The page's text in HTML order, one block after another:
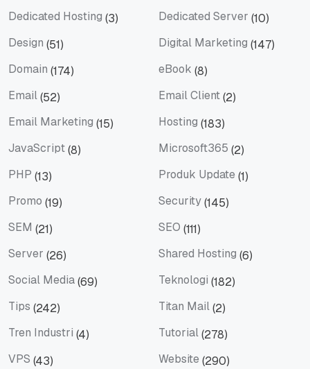
Dedicated Hosting (3) Dedicated Server (10)
Design (51) Digital Marketing (147)
Domain (174) eBook (8)
Email(52) Email Client(2)
Email Marketing (15) Hosting (183)
JavaScript(8) Microsoft365 (2)
PHP (13) Produk Update (1)
Promo (19) Security(145)
SEM (21) SEO (111)
Server (26) Shared Hosting (6)
Social Media(69) Teknologi (182)
Tips (242) Titan Mail(2)
Tren Industri (4) Tutorial(278)
VPS (43) Website (290)